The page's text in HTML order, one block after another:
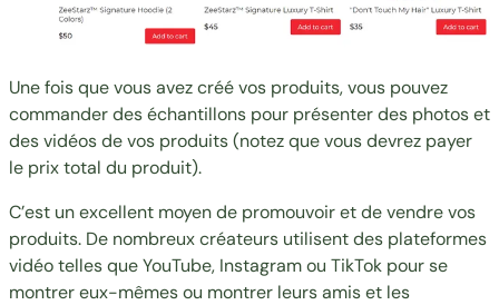
Une fois que vous avez créé vos produits, vous pouvez
commander des échantillons pour présenter des photos et
des vidéos de vos produits (notez que vous devrez payer
le prix total du produit).
C’est un excellent moyen de promouvoir et de vendre vos
produits. De nombreux créateurs utilisent des plateformes
vidéo telles que YouTube, Instagram ou TikTok pour se
montrer eux-mêmes ou montrer leurs amis et les